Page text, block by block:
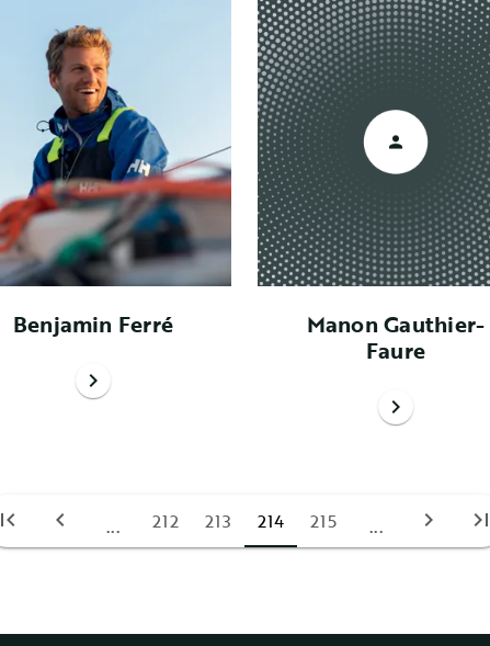
Benjamin Ferré
chevron_right
Manon Gauthier-
Faure
chevron_right
first_page chevron_left ... 212 213 214 215 ... chevron_right last_page